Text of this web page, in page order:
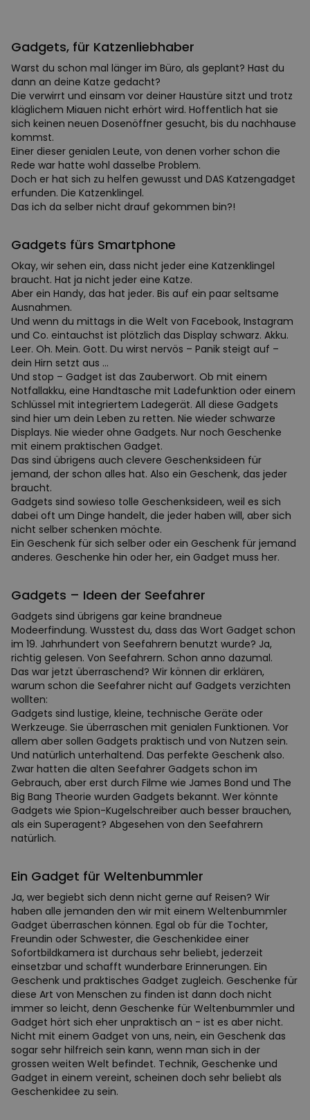
Gadgets, für Katzenliebhaber
Warst du schon mal länger im Büro, als geplant? Hast du
dann an deine Katze gedacht?
Die verwirrt und einsam vor deiner Haustüre sitzt und trotz
kläglichem Miauen nicht erhört wird. Hoffentlich hat sie
sich keinen neuen Dosenöffner gesucht, bis du nachhause
kommst.
Einer dieser genialen Leute, von denen vorher schon die
Rede war hatte wohl dasselbe Problem.
Doch er hat sich zu helfen gewusst und DAS Katzengadget
erfunden. Die Katzenklingel.
Das ich da selber nicht drauf gekommen bin?!
Gadgets fürs Smartphone
Okay, wir sehen ein, dass nicht jeder eine Katzenklingel
braucht. Hat ja nicht jeder eine Katze.
Aber ein Handy, das hat jeder. Bis auf ein paar seltsame
Ausnahmen.
Und wenn du mittags in die Welt von Facebook, Instagram
und Co. eintauchst ist plötzlich das Display schwarz. Akku.
Leer. Oh. Mein. Gott. Du wirst nervös – Panik steigt auf –
dein Hirn setzt aus …
Und stop – Gadget ist das Zauberwort. Ob mit einem
Notfallakku, eine Handtasche mit Ladefunktion oder einem
Schlüssel mit integriertem Ladegerät. All diese Gadgets
sind hier um dein Leben zu retten. Nie wieder schwarze
Displays. Nie wieder ohne Gadgets. Nur noch Geschenke
mit einem praktischen Gadget.
Das sind übrigens auch clevere Geschenksideen für
jemand, der schon alles hat. Also ein Geschenk, das jeder
braucht.
Gadgets sind sowieso tolle Geschenksideen, weil es sich
dabei oft um Dinge handelt, die jeder haben will, aber sich
nicht selber schenken möchte.
Ein Geschenk für sich selber oder ein Geschenk für jemand
anderes. Geschenke hin oder her, ein Gadget muss her.
Gadgets – Ideen der Seefahrer
Gadgets sind übrigens gar keine brandneue
Modeerfindung. Wusstest du, dass das Wort Gadget schon
im 19. Jahrhundert von Seefahrern benutzt wurde? Ja,
richtig gelesen. Von Seefahrern. Schon anno dazumal.
Das war jetzt überraschend? Wir können dir erklären,
warum schon die Seefahrer nicht auf Gadgets verzichten
wollten:
Gadgets sind lustige, kleine, technische Geräte oder
Werkzeuge. Sie überraschen mit genialen Funktionen. Vor
allem aber sollen Gadgets praktisch und von Nutzen sein.
Und natürlich unterhaltend. Das perfekte Geschenk also.
Zwar hatten die alten Seefahrer Gadgets schon im
Gebrauch, aber erst durch Filme wie James Bond und The
Big Bang Theorie wurden Gadgets bekannt. Wer könnte
Gadgets wie Spion-Kugelschreiber auch besser brauchen,
als ein Superagent? Abgesehen von den Seefahrern
natürlich.
Ein Gadget für Weltenbummler
Ja, wer begiebt sich denn nicht gerne auf Reisen? Wir
haben alle jemanden den wir mit einem Weltenbummler
Gadget überraschen können. Egal ob für die Tochter,
Freundin oder Schwester, die Geschenkidee einer
Sofortbildkamera ist durchaus sehr beliebt, jederzeit
einsetzbar und schafft wunderbare Erinnerungen. Ein
Geschenk und praktisches Gadget zugleich. Geschenke für
diese Art von Menschen zu finden ist dann doch nicht
immer so leicht, denn Geschenke für Weltenbummler und
Gadget hört sich eher unpraktisch an - ist es aber nicht.
Nicht mit einem Gadget von uns, nein, ein Geschenk das
sogar sehr hilfreich sein kann, wenn man sich in der
grossen weiten Welt befindet. Technik, Geschenke und
Gadget in einem vereint, scheinen doch sehr beliebt als
Geschenkidee zu sein.